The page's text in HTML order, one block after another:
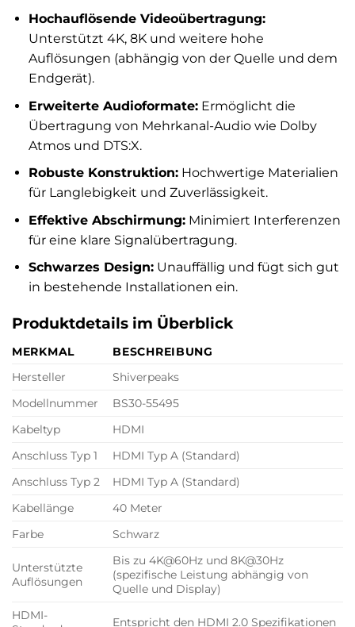
Hochauflösende Videoübertragung:
Unterstützt 4K, 8K und weitere hohe
Auflösungen (abhängig von der Quelle und dem
Endgerät).
Erweiterte Audioformate:Ermöglicht die
Übertragung von Mehrkanal-Audio wie Dolby
Atmos und DTS:X.
Robuste Konstruktion:Hochwertige Materialien
für Langlebigkeit und Zuverlässigkeit.
Effektive Abschirmung:Minimiert Interferenzen
für eine klare Signalübertragung.
Schwarzes Design:Unauffällig und fügt sich gut
in bestehende Installationen ein.
Produktdetails im Überblick
MERKMAL
BESCHREIBUNG
Hersteller
Shiverpeaks
Modellnummer
BS30-55495
Kabeltyp
HDMI
Anschluss Typ 1
HDMI Typ A (Standard)
Anschluss Typ 2
HDMI Typ A (Standard)
Kabellänge
40 Meter
Farbe
Schwarz
Unterstützte
Auflösungen
Bis zu 4K@60Hz und 8K@30Hz
(spezifische Leistung abhängig von
Quelle und Display)
HDMI-
Entspricht den HDMI 2.0 Spezifikationen